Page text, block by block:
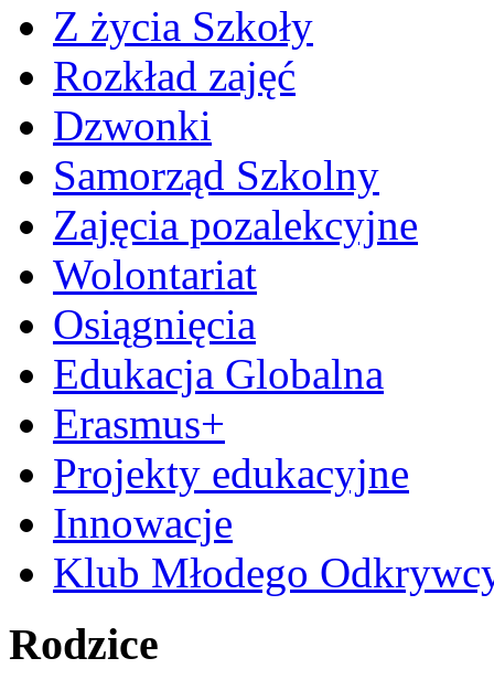
Z życia Szkoły
Rozkład zajęć
Dzwonki
Samorząd Szkolny
Zajęcia pozalekcyjne
Wolontariat
Osiągnięcia
Edukacja Globalna
Erasmus+
Projekty edukacyjne
Innowacje
Klub Młodego
Rodzice